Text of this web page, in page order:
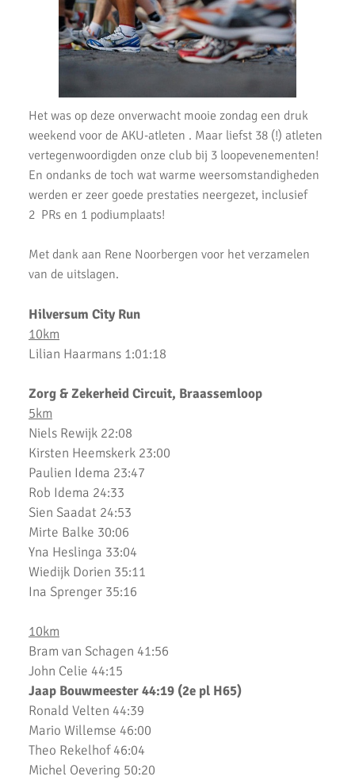
Uitslagen Omloop van Noordwijkerhout 2022
Uitslagen Uithoorns Mooiste 2022
Uitslagen Weekend 2 April 2022
Uitslagen Weekend 27 Maart 2022
Uitslagen Weekend 20 Maart 2022
AKU lopers beginnen wedstrijden weer te vinden
Uitslagen 6 & 7 November 2021
Top Prestaties AKU op Marathon & Triathlon
6 nieuwe club records op 1 avond
Uitslagen 12 Minuten Test (Februari 2021)
Marathon van Uithoorn 2020
AKU 10K Tijdloop
AKU Kipchoge Challenge 2020
Uitslagen 1 maart 2020
Uitslagen Bosdijkloop 2020
Uitslagen Midwinter Marathon Apeldoorn 2020
Uitslagen Uithoorns Mooiste 2020
Uithoorns Mooiste, een prachtig loopfestijn!
Uitslagen Weekend 17 Januari 2020
NN Halve Marathon van Egmond 2020
Nieuwjaarsloop Leiden, Z&Z-circuit
Het was op deze onverwacht mooie zondag een druk
weekend voor de AKU-atleten . Maar liefst 38 (!) atleten
vertegenwoordigden onze club bij 3 loopevenementen!
En ondanks de toch wat warme weersomstandigheden
werden er zeer goede prestaties neergezet, inclusief
2 PRs en 1 podiumplaats!
Met dank aan Rene Noorbergen voor het verzamelen
van de uitslagen.
Hilversum City Run
10km
Lilian Haarmans 1:01:18
Zorg & Zekerheid Circuit, Braassemloop
5km
Niels Rewijk 22:08
Kirsten Heemskerk 23:00
Paulien Idema 23:47
Rob Idema 24:33
Sien Saadat 24:53
Mirte Balke 30:06
Yna Heslinga 33:04
Wiedijk Dorien 35:11
Ina Sprenger 35:16
10km
Bram van Schagen 41:56
John Celie 44:15
Jaap Bouwmeester 44:19 (2e pl H65)
Ronald Velten 44:39
Mario Willemse 46:00
Theo Rekelhof 46:04
Michel Oevering 50:20